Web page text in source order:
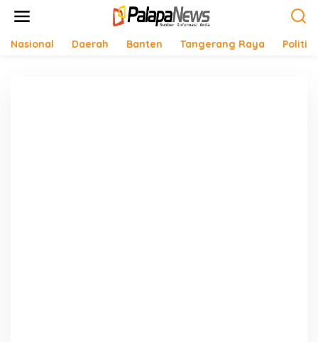
Nasional Daerah Banten Tangerang Raya Politik